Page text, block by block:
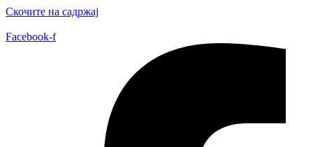
Скочите на садржај
Facebook-f